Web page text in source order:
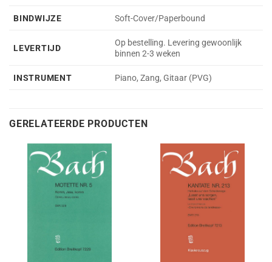
BINDWIJZE Soft-Cover/Paperbound
LEVERTIJD
Op bestelling. Levering gewoonlijk
binnen 2-3 weken
INSTRUMENT Piano, Zang, Gitaar (PVG)
GERELATEERDE PRODUCTEN